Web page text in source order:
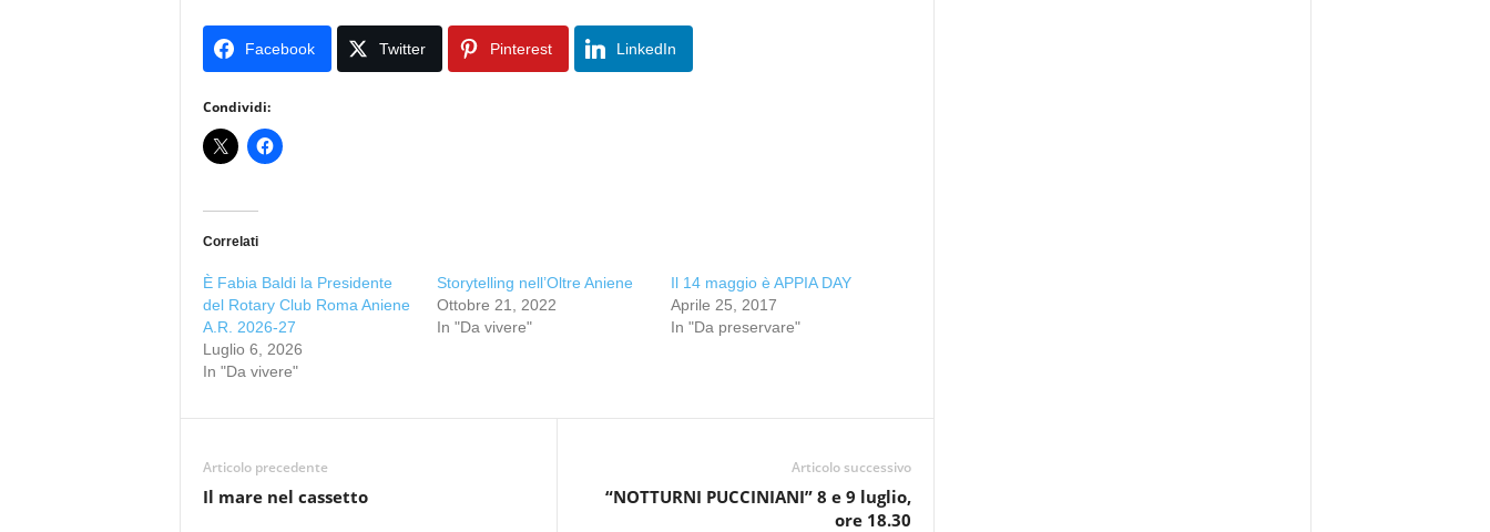
Facebook Twitter Pinterest LinkedIn
Condividi:
Correlati
È Fabia Baldi la Presidente
del Rotary Club Roma Aniene
A.R. 2026-27
Luglio 6, 2026
In "Da vivere"
Storytelling nell’Oltre Aniene
Ottobre 21, 2022
In "Da vivere"
Il 14 maggio è APPIA DAY
Aprile 25, 2017
In "Da preservare"
Articolo precedente
Il mare nel cassetto
Articolo successivo
“NOTTURNI PUCCINIANI” 8 e 9 luglio,
ore 18.30